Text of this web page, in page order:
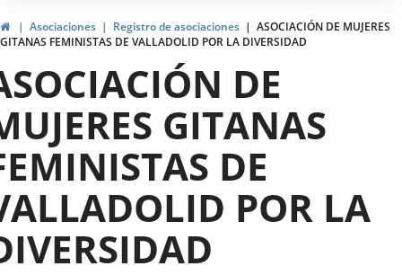
InicioAsociaciones Registro de asociaciones
ASOCIACIÓN DE MUJERES
GITANAS FEMINISTAS DE VALLADOLID POR LA DIVERSIDAD
DE
GITANAS
DE
POR LA